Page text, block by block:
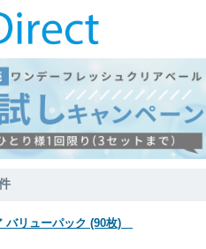
バリューパック (90枚)